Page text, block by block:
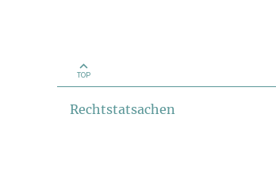
TOP
Rechtstatsachen